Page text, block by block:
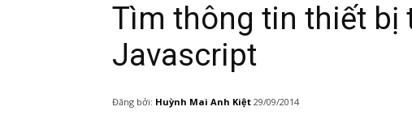
Tìm thông tin thiết bị
Javascript
Đăng bởi: Huỳnh Mai Anh Kiệt 29/09/2014